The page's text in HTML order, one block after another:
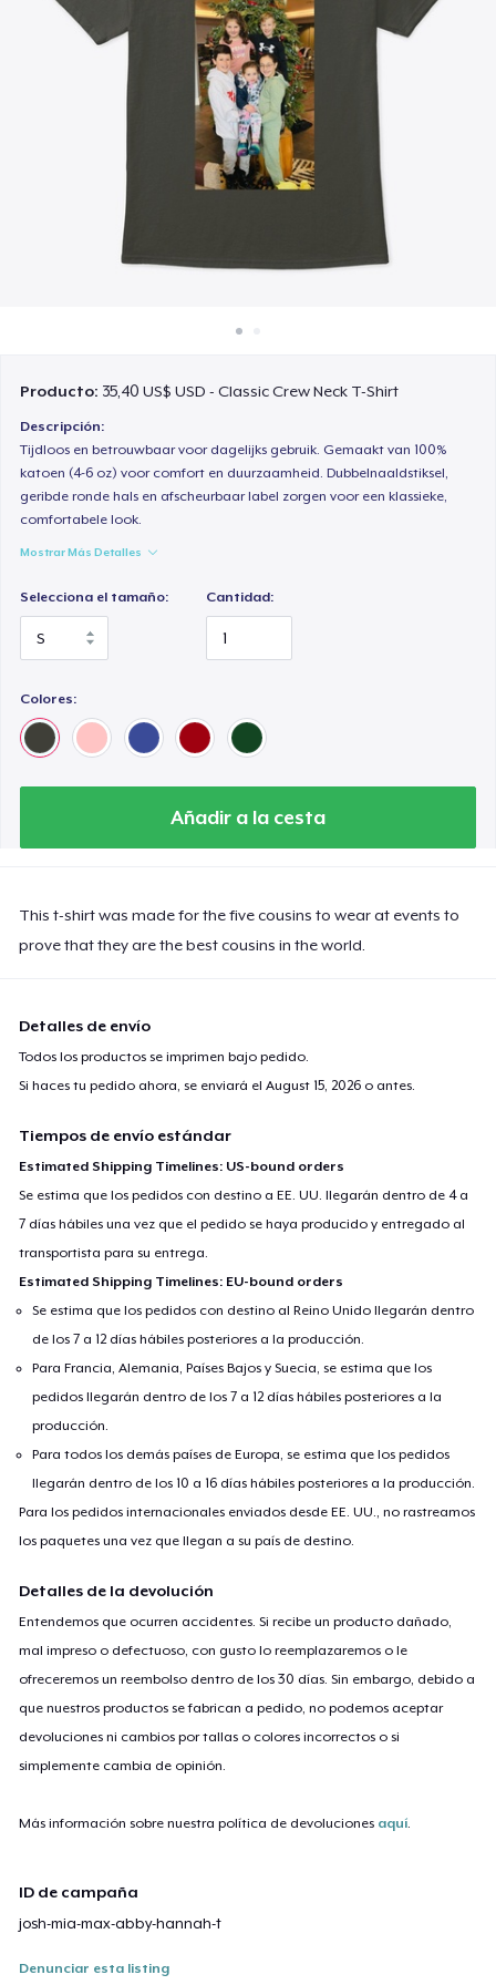
Venda en todas partes
Venda lo que sea
Producto: 35,40 US$ USD - Classic Crew Neck T-Shirt
Descripción:
Tijdloos en betrouwbaar voor dagelijks gebruik. Gemaakt van 100%
katoen (4-6 oz) voor comfort en duurzaamheid. Dubbelnaaldstiksel,
geribde ronde hals en afscheurbaar label zorgen voor een klassieke,
comfortabele look.
Mostrar Más Detalles
Selecciona el tamaño: Cantidad:
Colores:
Añadir a la cesta
This t-shirt was made for the five cousins to wear at events to
prove that they are the best cousins in the world.
Detalles de envío
Todos los productos se imprimen bajo pedido.
Si haces tu pedido ahora, se enviará elAugust 15, 2026 o antes.
Tiempos de envío estándar
Estimated Shipping Timelines: US-bound orders
Se estima que los pedidos con destino a EE. UU. llegarán dentro de 4 a
7 días hábiles una vez que el pedido se haya producido y entregado al
transportista para su entrega.
Estimated Shipping Timelines: EU-bound orders
Se estima que los pedidos con destino al Reino Unido llegarán dentro
de los 7 a 12 días hábiles posteriores a la producción.
Para Francia, Alemania, Países Bajos y Suecia, se estima que los
pedidos llegarán dentro de los 7 a 12 días hábiles posteriores a la
producción.
Para todos los demás países de Europa, se estima que los pedidos
llegarán dentro de los 10 a 16 días hábiles posteriores a la producción.
Para los pedidos internacionales enviados desde EE. UU., no rastreamos
los paquetes una vez que llegan a su país de destino.
Detalles de la devolución
Entendemos que ocurren accidentes. Si recibe un producto dañado,
mal impreso o defectuoso, con gusto lo reemplazaremos o le
ofreceremos un reembolso dentro de los 30 días. Sin embargo, debido a
que nuestros productos se fabrican a pedido, no podemos aceptar
devoluciones ni cambios por tallas o colores incorrectos o si
simplemente cambia de opinión.
Más información sobre nuestra política de devoluciones aquí
ID de campaña
josh-mia-max-abby-hannah-t
Denunciar esta listing